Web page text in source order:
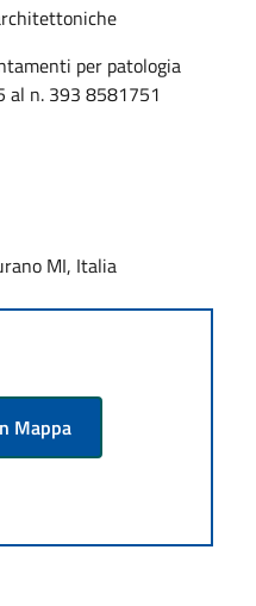
per patologia
al n. 393 8581751
MI, Italia
Mappa